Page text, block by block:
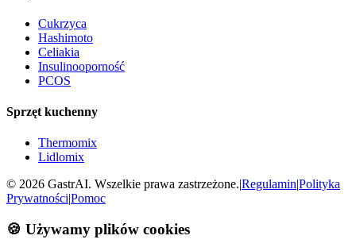
Cukrzyca
Hashimoto
Celiakia
Insulinooporność
PCOS
Sprzęt kuchenny
Thermomix
Lidlomix
© 2026 GastrAI. Wszelkie prawa zastrzeżone.|Regulamin|Polityka
Prywatności|Pomoc
🍪 Używamy plików cookies